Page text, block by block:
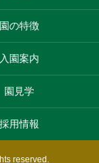
園の特徴
入園案内
園見学
採用情報
reserved.